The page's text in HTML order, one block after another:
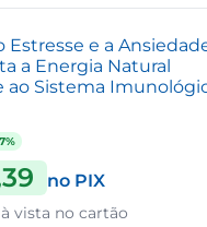
Estresse e a
a Energia Natural
ao Sistema
no PIX
vista no cartão